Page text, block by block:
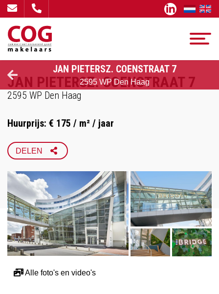
JAN PIETERSZ. COENSTRAAT 7
2595 WP Den Haag
JAN PIETERSZ. COENSTRAAT 7
2595 WP Den Haag
Huurprijs: € 175 / m² / jaar
DELEN
LINKEDIN
WHATSAPP
EMAIL
Alle foto's en video's